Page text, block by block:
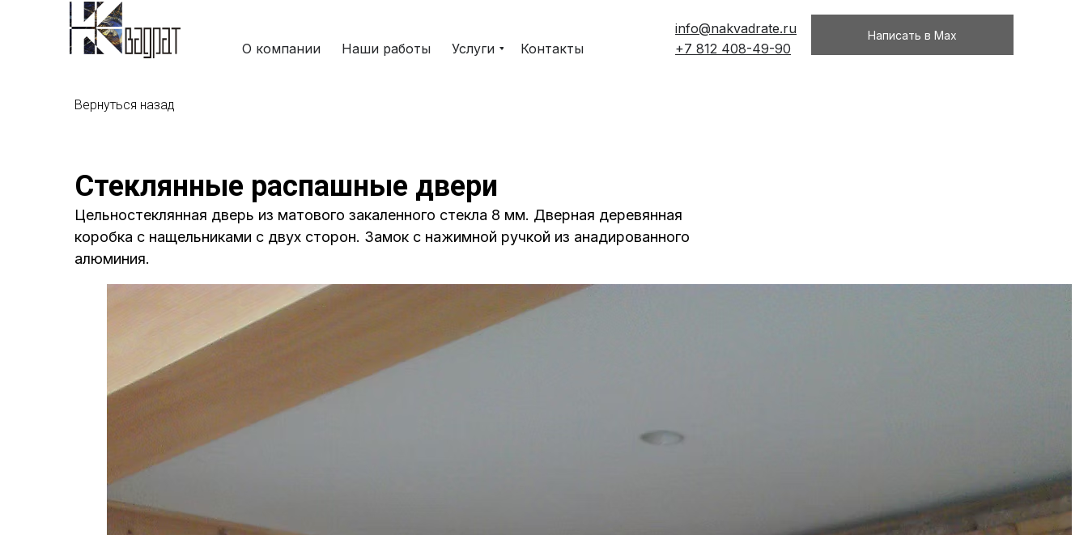
info@nakvadrate.ru
+7 812 408-49-90
Написать в Max
О компании Наши работы Услуги Контакты
Вернуться назад
Стеклянные распашные двери
Цельностеклянная дверь из матового закаленного стекла 8 мм. Дверная деревянная
коробка с нащельниками с двух сторон. Замок с нажимной ручкой из анадированного
алюминия.